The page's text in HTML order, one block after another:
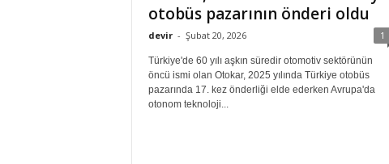
otobüs pazarının önderi oldu
devir - Şubat 20, 2026 1
Türkiye'de 60 yılı aşkın süredir otomotiv sektörünün
öncü ismi olan Otokar, 2025 yılında Türkiye otobüs
pazarında 17. kez önderliği elde ederken Avrupa'da
otonom teknoloji...